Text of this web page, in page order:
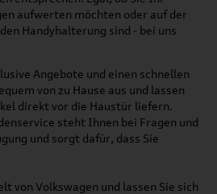
aufwerten möchten oder auf der
Handyhalterung sind - bei uns
Angebote und einen schnellen
von zu Hause aus und lassen
direkt vor die Haustür liefern.
steht Ihnen bei Fragen und
und sorgt dafür, dass Sie
von Volkswagen und lassen Sie sich